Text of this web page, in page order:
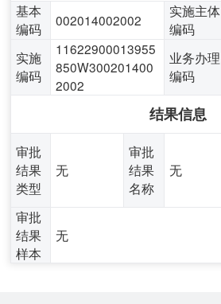
基本
编码
002014002002
实施主体
编码
实施
编码
11622900013955
850W300201400
2002
业务办理
编码
结果信息
审批
结果
类型
无
审批
结果
名称
无
审批
结果
样本
无